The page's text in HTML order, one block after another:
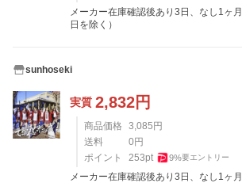
メーカー在庫確認後あり3日、なし1ヶ
日を除く）
sunhoseki
実質 2,832円
商品価格 3,085 円
送料
0 円
ポイント
253pt 9%要エントリー
メーカー在庫確認後あり3日、なし1ヶ